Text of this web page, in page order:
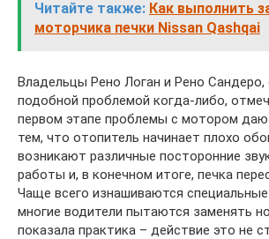
Читайте также: Как выполнить
моторчика печки Nissan Qashqai
Владельцы Рено Логан и Рено Сандеро,
подобной проблемой когда-либо,
первом этапе проблемы с мотором
тем, что отопитель начинает плохо
возникают различные посторонние
работы и, в конечном итоге, печка
Чаще всего изнашиваются
многие водители пытаются заменять
показала практика – действие это не